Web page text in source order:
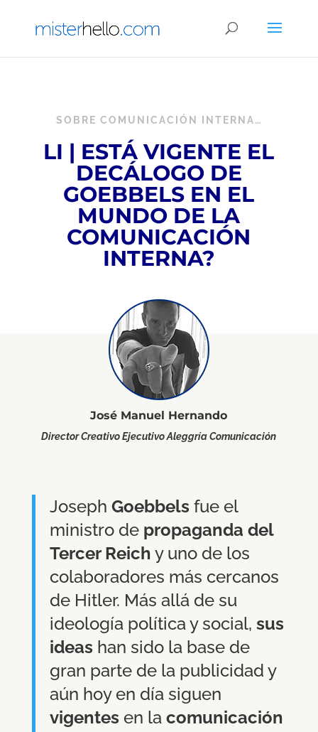
SOBRE COMUNICACIÓN INTERNA…
LI | ESTÁ VIGENTE EL
DECÁLOGO DE
GOEBBELS EN EL
MUNDO DE LA
COMUNICACIÓN
INTERNA?
José Manuel Hernando
Director Creativo Ejecutivo Aleggría Comunicación
Joseph Goebbels fue el
ministro de propaganda del
Tercer Reich y uno de los
colaboradores más cercanos
de Hitler. Más allá de su
ideología política y social, sus
ideas han sido la base de
gran parte de la publicidad y
aún hoy en día siguen
vigentes en la comunicación